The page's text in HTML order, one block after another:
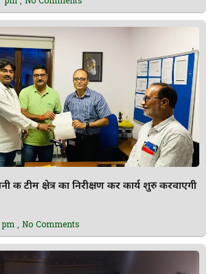
टीम क्षेत्र का निरीक्षण कर कार्य शुरु करवाएगी
pm No Comments